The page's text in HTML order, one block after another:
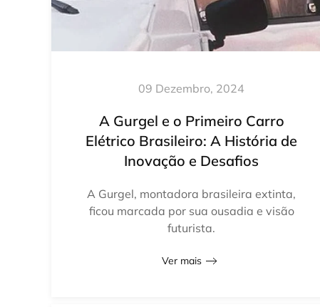
09 Dezembro, 2024
A Gurgel e o Primeiro Carro
Elétrico Brasileiro: A História de
Inovação e Desafios
A Gurgel, montadora brasileira extinta,
ficou marcada por sua ousadia e visão
futurista.
Ver mais